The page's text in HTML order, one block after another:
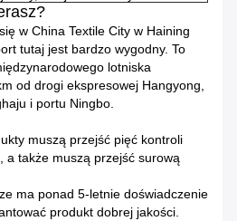
w China Textile City w Haining
tutaj jest bardzo wygodny. To
lotniska
od drogi ekspresowej Hangyong,
i portu Ningbo.
muszą przejść pięć kontroli
a także muszą przejść surową
ma ponad 5-letnie doświadczenie
produkt dobrej jakości.